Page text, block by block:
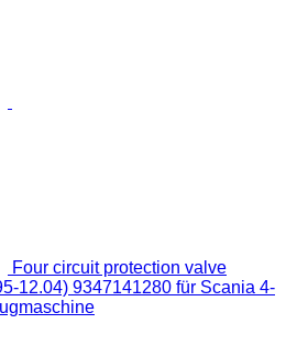
Four circuit protection valve
12.04) 9347141280 für Scania 4-